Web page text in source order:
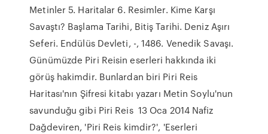
Metinler 5. Haritalar 6. Resimler. Kime Karşı
Savaştı? Başlama Tarihi, Bitiş Tarihi. Deniz Aşırı
Seferi. Endülüs Devleti, -, 1486. Venedik Savaşı.
Günümüzde Piri Reisin eserleri hakkında iki
görüş hakimdir. Bunlardan biri Piri Reis
Haritası'nın Şifresi kitabı yazarı Metin Soylu'nun
savunduğu gibi Piri Reis 13 Oca 2014 Nafiz
Dağdeviren, 'Piri Reis kimdir?', 'Eserleri